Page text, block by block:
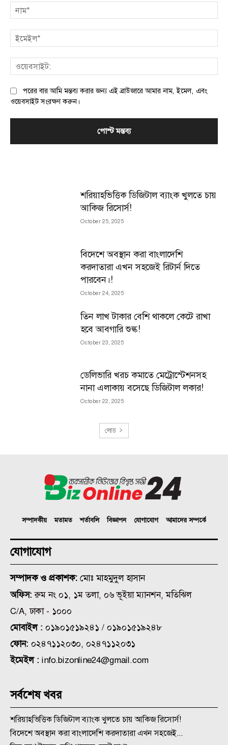
পরের বার আমি মন্তব্য করার জন্য এই ব্রাউজারে আমার নাম, ইমেল, এবং
ওয়েবসাইট সংরক্ষণ করুন।
শরিয়াহভিত্তিক ডিজিটাল ব্যাংক খুলতে চায়
আকিজ রিসোর্স!
October 25, 2025
বিদেশে অবস্থান করা বাংলাদেশি
করদাতারা এখন সহজেই রিটার্ন দিতে
পারবেন।!
October 24, 2025
তিন লাখ টাকার বেশি থাকলে কেটে রাখা
হবে আবগারি শুল্ক!
October 23, 2025
ডেলিভারি খরচ কমাতে মেট্রোস্টেশনসহ
নানা এলাকায় বসেছে ডিজিটাল লকার!
October 22, 2025
লোড
সম্পাদকীয় মতামত শর্তাবলি বিজ্ঞাপন যোগাযোগ আমাদের সম্পর্কে
যোগাযোগ
সম্পাদক ও প্রকাশক: মোঃ মাহমুদুল হাসান
অফিস:রুম নং ০১, ১ম তলা, ০৬ ভূইয়া ম্যানশন, মতিঝিল
C/A, ঢাকা - ১০০০
মোবাইল : ০১৯০১৫১৯২৪১ / ০১৯০১৫১৯২৪৮
ফোন: ০২৪৭১১২০৩০, ০২৪৭১১২০৩১
ইমেইল : info.bizonline24@gmail.com
সর্বশেষ খবর
শরিয়াহভিত্তিক ডিজিটাল ব্যাংক খুলতে চায় আকিজ রিসোর্স!
বিদেশে অবস্থান করা বাংলাদেশি করদাতারা এখন সহজেই...